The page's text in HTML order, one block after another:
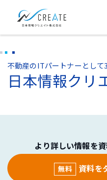
不動産のITパートナーとして
日本情報クリ
より詳しい情報を
無料 資料を